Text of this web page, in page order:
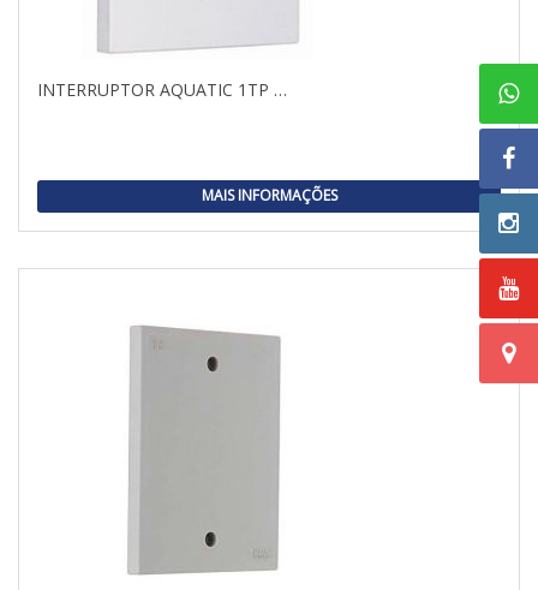
INTERRUPTOR AQUATIC 1TP …
MAIS INFORMAÇÕES